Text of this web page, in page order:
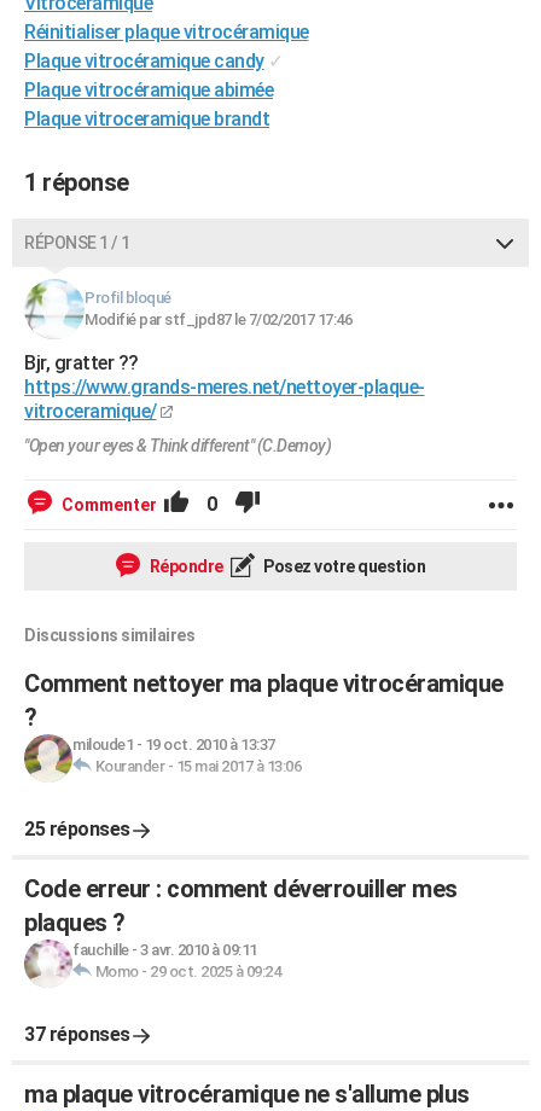
Destinations
City break
Voyage nature
Voyage de noces
Forum
Climat
+PHOTO
GUIDES D'ACHAT
BONS PLANS
CARTE DE VOEUX
COPAINS D'AVANT
S'inscrire
Se connecter
Lycées
Collèges
Primaires
Universités
Entreprises
Service militaire
Avis de recherche
AVIS DE DÉCÈS
FORUM
Réinitialiser plaque vitrocéramique
Plaque vitrocéramique candy ✓
Plaque vitrocéramique abimée
Plaque vitroceramique brandt
1 réponse
RÉPONSE 1 / 1
Profil bloqué
Modifié par stf_jpd87 le 7/02/2017 17:46
Bjr, gratter ??
https://www.grands-meres.net/nettoyer-plaque-
vitroceramique/
"Open your eyes & Think different" (C.Demoy)
Commenter 0
Répondre Posez votre question
Discussions similaires
Comment nettoyer ma plaque vitrocéramique
?
miloude1 - 19 oct. 2010 à 13:37
Kourander- 15 mai 2017 à 13:06
25 réponses
Code erreur : comment déverrouiller mes
plaques ?
fauchille- 3 avr. 2010 à 09:11
Momo- 29 oct. 2025 à 09:24
37 réponses
ma plaque vitrocéramique ne s'allume plus